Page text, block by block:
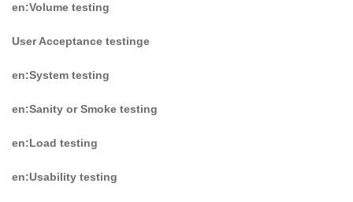
en:Volume testing
User Acceptance testinge
en:System testing
en:Sanity or Smoke testing
en:Load testing
en:Usability testing